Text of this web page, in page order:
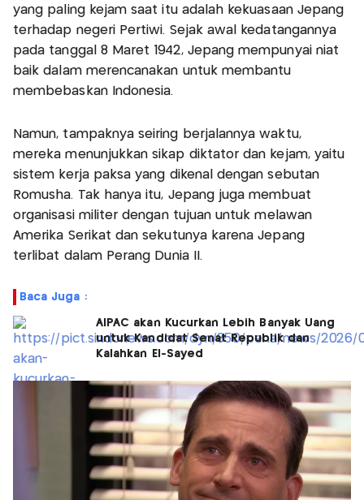
yang paling kejam saat itu adalah kekuasaan Jepang
terhadap negeri Pertiwi. Sejak awal kedatangannya
pada tanggal 8 Maret 1942, Jepang mempunyai niat
baik dalam merencanakan untuk membantu
membebaskan Indonesia.
Namun, tampaknya seiring berjalannya waktu,
mereka menunjukkan sikap diktator dan kejam, yaitu
sistem kerja paksa yang dikenal dengan sebutan
Romusha. Tak hanya itu, Jepang juga membuat
organisasi militer dengan tujuan untuk melawan
Amerika Serikat dan sekutunya karena Jepang
terlibat dalam Perang Dunia II.
Baca Juga :
AIPAC akan Kucurkan Lebih Banyak Uang
untuk Kandidat Senat Republik dan
Kalahkan El-Sayed